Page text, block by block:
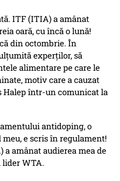
ITF (ITIA) a amânat
oară, cu încă o lună!
din octombrie. În
experţilor, să
alimentare pe care le
motiv care a cauzat
Halep într-un comunicat la
antidoping, o
e scris în regulament!
amânat audierea mea de
WTA.